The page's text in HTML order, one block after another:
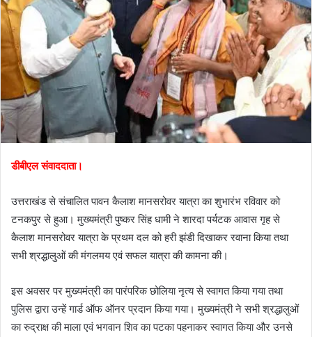
डीबीएल संवाददाता।
उत्तराखंड से संचालित पावन कैलाश मानसरोवर यात्रा का शुभारंभ रविवार को
टनकपुर से हुआ। मुख्यमंत्री पुष्कर सिंह धामी ने शारदा पर्यटक आवास गृह से
कैलाश मानसरोवर यात्रा के प्रथम दल को हरी झंडी दिखाकर रवाना किया तथा
सभी श्रद्धालुओं की मंगलमय एवं सफल यात्रा की कामना की।
इस अवसर पर मुख्यमंत्री का पारंपरिक छोलिया नृत्य से स्वागत किया गया तथा
पुलिस द्वारा उन्हें गार्ड ऑफ ऑनर प्रदान किया गया। मुख्यमंत्री ने सभी श्रद्धालुओं
का रुद्राक्ष की माला एवं भगवान शिव का पटका पहनाकर स्वागत किया और उनसे